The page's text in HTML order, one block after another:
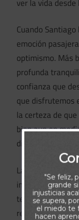
ver la vida
Cuando
emoción
optimismo. Más
profunda
confianza que
que disfrutemos
la certeza de
bien aun en
difíciles.
La actitud con la
influirá en lo que
terminen.
resultado es la
"Se feliz,
grande
injusticias
se supera,
el miedo te
hacen